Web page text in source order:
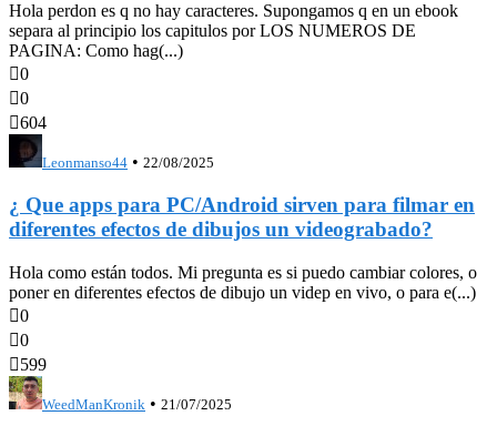
Hola perdon es q no hay caracteres. Supongamos q en un ebook
separa al principio los capitulos por LOS NUMEROS DE
PAGINA: Como hag(...)
0
0
604
Leonmanso44 • 22/08/2025
¿ Que apps para PC/Android sirven para filmar en
diferentes efectos de dibujos un videograbado?
Hola como están todos. Mi pregunta es si puedo cambiar colores, o
poner en diferentes efectos de dibujo un videp en vivo, o para e(...)
0
0
599
WeedManKronik • 21/07/2025